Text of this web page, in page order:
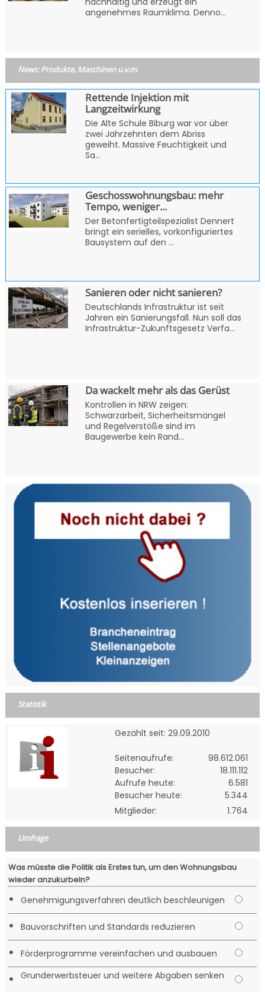
angenehmes Raumklima. Denno...
News: Produkte, Maschinen u.v.m.
Rettende Injektion mit
Langzeitwirkung
Die Alte Schule Biburg war vor über
zwei Jahrzehnten dem Abriss
geweiht. Massive Feuchtigkeit und
Sa...
Geschosswohnungsbau: mehr
Tempo, weniger...
Der Betonfertigteilspezialist Dennert
bringt ein serielles, vorkonfiguriertes
Bausystem auf den ...
Sanieren oder nicht sanieren?
Deutschlands Infrastruktur ist seit
Jahren ein Sanierungsfall. Nun soll das
Infrastruktur-Zukunftsgesetz Verfa...
Da wackelt mehr als das Gerüst
Kontrollen in NRW zeigen:
Schwarzarbeit, Sicherheitsmängel
und Regelverstöße sind im
Baugewerbe kein Rand...
Statistik
Gezählt seit: 29.09.2010
Seitenaufrufe:
98.612.061
Besucher:
18.111.112
Aufrufe heute:
6.581
Besucher heute:
5.344
Mitglieder:
1.764
Umfrage
Was müsste die Politik als Erstes tun, um den Wohnungsbau
wieder anzukurbeln?
• Genehmigungsverfahren deutlich beschleunigen
• Bauvorschriften und Standards reduzieren
• Förderprogramme vereinfachen und ausbauen
• Grunderwerbsteuer und weitere Abgaben senken